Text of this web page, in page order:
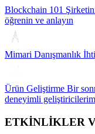
Blockchain 101
öğrenin ve anlayın
Mimari Danışmanlık
Ürün Geliştirme Bir
deneyimli
ETKİNLİKLER